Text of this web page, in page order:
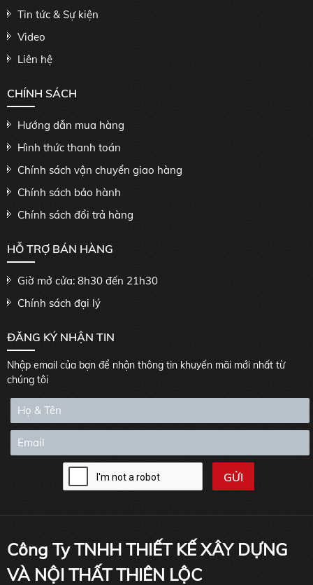
Tin tức & Sự kiện
Video
Liên hệ
CHÍNH SÁCH
Hướng dẫn mua hàng
Hình thức thanh toán
Chính sách vận chuyển giao hàng
Chính sách bảo hành
Chính sách đổi trả hàng
HỖ TRỢ BÁN HÀNG
Giờ mở cửa: 8h30 đến 21h30
Chính sách đại lý
ĐĂNG KÝ NHẬN TIN
Nhập email của bạn để nhận thông tin khuyến mãi mới nhất từ
chúng tôi
Công Ty TNHH THIẾT KẾ XÂY DỰNG
VÀ NỘI THẤT THIÊN LỘC